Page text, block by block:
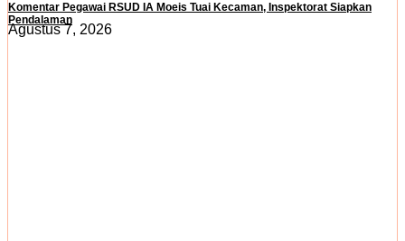
Komentar Pegawai RSUD IA Moeis Tuai Kecaman, Inspektorat Siapkan
Pendalaman
Agustus 7, 2026